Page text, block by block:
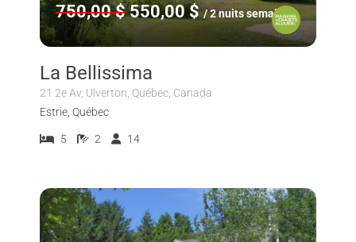
750,00 $ 550,00 $ / 2 nuits semaine
La Bellissima
21 2e Av, Ulverton, Québec, Canada
Estrie, Québec
5 2 14